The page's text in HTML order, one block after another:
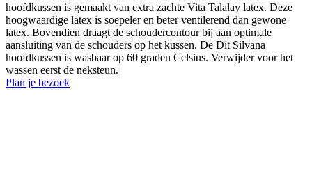
hoofdkussen is gemaakt van extra zachte Vita Talalay latex. Deze
hoogwaardige latex is soepeler en beter ventilerend dan gewone
latex. Bovendien draagt de schoudercontour bij aan optimale
aansluiting van de schouders op het kussen. De Dit Silvana
hoofdkussen is wasbaar op 60 graden Celsius. Verwijder voor het
wassen eerst de neksteun.
Plan je bezoek